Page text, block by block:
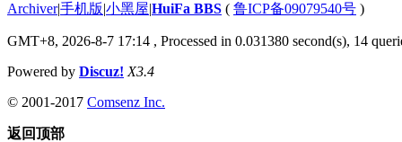
Archiver|手机版|小黑屋|HuiFa BBS ( 鲁ICP备09079540号 )
GMT+8, 2026-8-7 17:14 , Processed in 0.031380 second(s), 14
Powered by Discuz! X3.4
© 2001-2017 Comsenz Inc.
返回顶部